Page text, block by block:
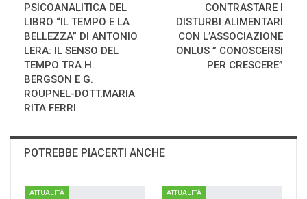
PSICOANALITICA DEL
LIBRO “IL TEMPO E LA
BELLEZZA” DI ANTONIO
LERA: IL SENSO DEL
TEMPO TRA H.
BERGSON E G.
ROUPNEL-DOTT.MARIA
RITA FERRI
CONTRASTARE I
DISTURBI ALIMENTARI
CON L’ASSOCIAZIONE
ONLUS ” CONOSCERSI
PER CRESCERE”
POTREBBE PIACERTI ANCHE
ATTUALITÀ ATTUALITÀ